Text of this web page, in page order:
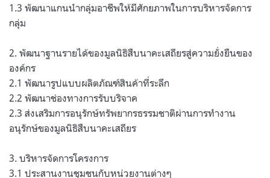
1.3 พัฒนาแกนนำกลุ่มอาชีพให้มีศักยภาพในการบริหารจัดการ
กลุ่ม
2. พัฒนาฐานรายได้ของมูลนิธิสืบนาคะเสถียรสู่ความยั่งยืนของ
องค์กร
2.1 พัฒนารูปแบบผลิตภัณฑ์สินค้าที่ระลึก
2.2 พัฒนาช่องทางการรับบริจาค
2.3 ส่งเสริมการอนุรักษ์ทรัพยากรธรรมชาติผ่านการทำงาน
อนุรักษ์ของมูลนิธิสืบนาคะเสถียร
3. บริหารจัดการโครงการ
3.1 ประสานงานชุมชนกับหน่วยงานต่างๆ